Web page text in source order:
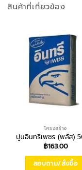
สินค้าที่เกี่ยวข้อง
โครงสร้าง
ปูนอินทรีเพชร (พลัส)
฿163.00
สอบถาม/สั่งซื้อ